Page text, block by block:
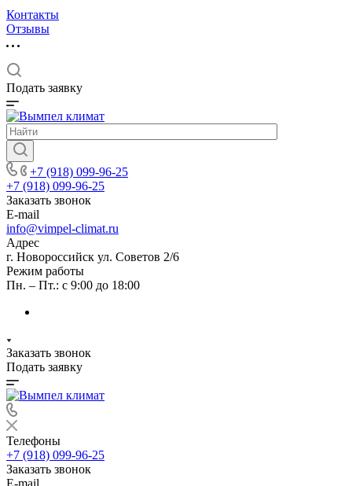
Контакты
Отзывы
Подать заявку
+7 (918) 099-96-25
+7 (918) 099-96-25
Заказать звонок
E-mail
info@vimpel-climat.ru
Адрес
г. Новороссийск ул. Советов 2/6
Режим работы
Пн. – Пт.: с 9:00 до 18:00
Заказать звонок
Подать заявку
Телефоны
+7 (918) 099-96-25
Заказать звонок
E-mail